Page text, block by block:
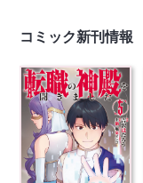
コミック新刊情報